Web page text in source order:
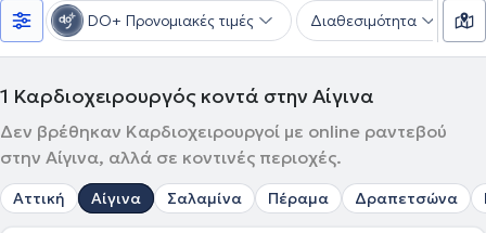
DO+ Προνομιακές τιμές Διαθεσιμότητα
1 Καρδιοχειρουργός κοντά στην Αίγινα
Δεν βρέθηκαν Καρδιοχειρουργοί με online ραντεβού
στην Αίγινα, αλλά σε κοντινές περιοχές.
Αττική Αίγινα Σαλαμίνα Πέραμα Δραπετσώνα